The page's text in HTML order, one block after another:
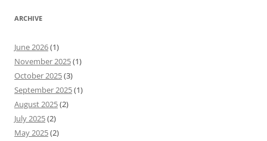
ARCHIVE
June 2026(1)
November 2025(1)
October 2025(3)
September 2025(1)
August 2025(2)
July 2025(2)
May 2025(2)